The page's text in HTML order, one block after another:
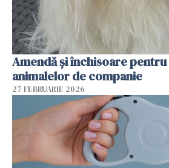
Amendă și închisoare
animalelor de companie
27 FEBRUARIE 2026